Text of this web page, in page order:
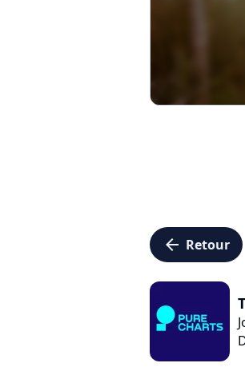
arrow_left Retour